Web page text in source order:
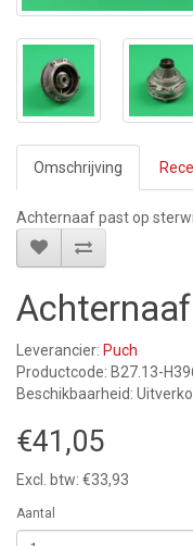
Omschrijving
Achternaaf past op
Leverancier: Puch
Productcode: B27.13-
Beschikbaarheid:
€41,05
Excl. btw: €33,93
Aantal